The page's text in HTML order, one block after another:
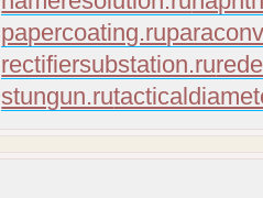
papercoating.ru
rectifiersubstation.ru
stungun.ru